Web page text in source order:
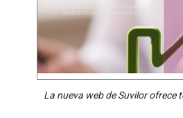
La nueva web de Suvilor